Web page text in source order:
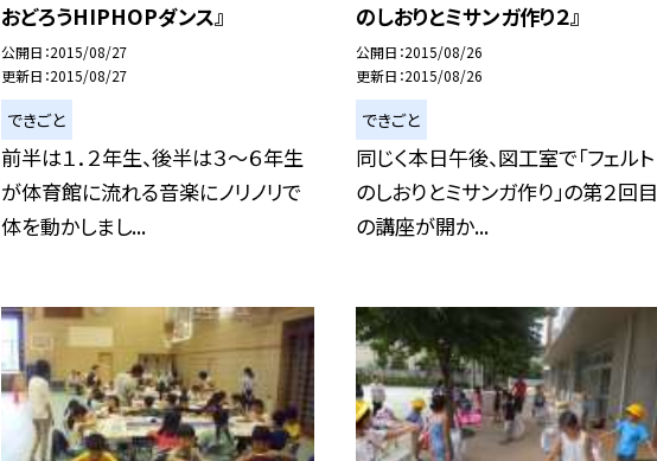
おどろうHIPHOPダンス』
公開日 2015/08/27
更新日 2015/08/27
できごと
前半は１．２年生、後半は３〜６年生
が体育館に流れる音楽にノリノリで
体を動かしまし...
のしおりとミサンガ作り２』
公開日 2015/08/26
更新日 2015/08/26
できごと
同じく本日午後、図工室で「フェルト
のしおりとミサンガ作り」の第２回目
の講座が開か...